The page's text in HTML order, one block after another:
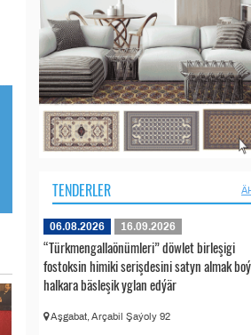
TENDERLER
06.08.2026 16.09.2026
“Türkmengallaönümleri” döwlet birleşigi
fostoksin himiki serişdesini satyn almak
halkara bäsleşik yglan edýär
Aşgabat, Arçabil Şaýoly 92